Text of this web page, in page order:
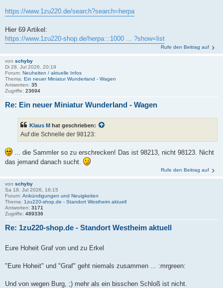
https://www.1zu220.de/search?search=herpa
Hier 69 Artikel:
https://www.1zu220-shop.de/herpa:::1000 ... ?show=list
Rufe den Beitrag auf
von schyby
Di 28. Jul 2026, 20:19
Forum: Neuheiten / aktuelle Infos
Thema: Ein neuer Miniatur Wunderland - Wagen
Antworten: 35
Zugriffe: 23694
Re: Ein neuer Miniatur Wunderland - Wagen
Klaus M hat geschrieben:
Auf die Schnelle der 98123:
... die Sammler so zu erschrecken! Das ist 98213, nicht 98123. Nicht
das jemand danach sucht.
Rufe den Beitrag auf
von schyby
Sa 18. Jul 2026, 16:15
Forum: Ankündigungen und Neuigkeiten
Thema: 1zu220-shop.de - Standort Westheim aktuell
Antworten: 3171
Zugriffe: 489336
Re: 1zu220-shop.de - Standort Westheim aktuell
Eure Hoheit Graf von und zu Erkel
"Eure Hoheit" und "Graf" geht niemals zusammen ... :mrgreen:
Und von wegen Burg, ;) mehr als ein bisschen Schloß ist nicht.